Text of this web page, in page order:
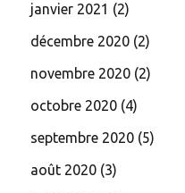
janvier 2021 (2)
décembre 2020 (2)
novembre 2020 (2)
octobre 2020 (4)
septembre 2020 (5)
août 2020 (3)